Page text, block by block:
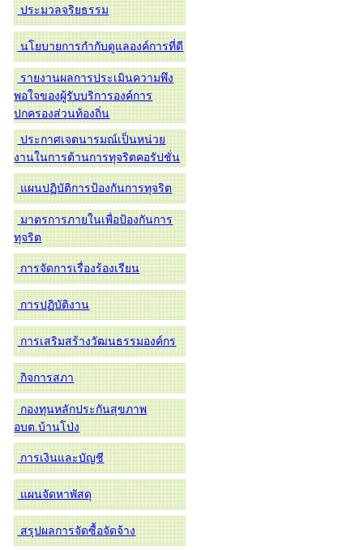
ประมวลจริยธรรม
นโยบายการกำกับดูแลองค์การที่ดี
รายงานผลการประเมินความพึง
พอใจของผู้รับบริการองค์การ
ปกครองส่วนท้องถิ่น
ประกาศเจตนารมณ์เป็นหน่วย
งานในการต้านการทุจริตคอรัปชั่น
แผนปฏิบัติการป้องกันการทุจริต
มาตรการภายในเพื่อป้องกันการ
ทุจริต
การจัดการเรื่องร้องเรียน
การปฏิบัติงาน
การเสริมสร้างวัฒนธรรมองค์กร
กิจการสภา
กองทุนหลักประกันสุขภาพ
อบต.บ้านโป่ง
การเงินและบัญชี
แผนจัดหาพัสดุ
สรุปผลการจัดซื้อจัดจ้าง